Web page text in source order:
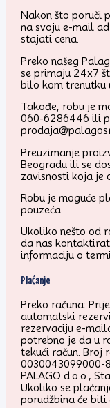
Nakon što poruči
na svoju e-mail
stajati cena.
Preko našeg
se primaju 24x7
bilo kom trenutku
Takođe, robu je
060-6286446 ili
Preuzimanje
Beogradu ili se
zavisnosti koja je
Robu je moguće
pouzeća.
Ukoliko nešto od
da nas
informaciju o
Plaćanje
Preko računa:
automatski
rezervaciju e-
potrebno je da u
tekući račun. Broj
0030043099000-
PALAGO d.o.o.,
Ukoliko se
porudžbina će